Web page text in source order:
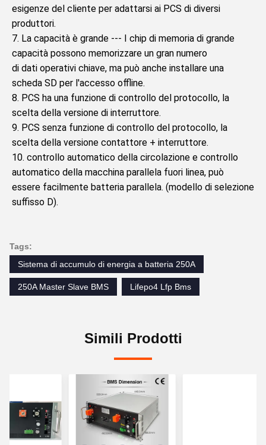
esigenze del cliente per adattarsi ai PCS di diversi
produttori.
7. La capacità è grande --- I chip di memoria di grande
capacità possono memorizzare un gran numero
di dati operativi chiave, ma può anche installare una
scheda SD per l'accesso offline.
8. PCS ha una funzione di controllo del protocollo, la
scelta della versione di interruttore.
9. PCS senza funzione di controllo del protocollo, la
scelta della versione contattore + interruttore.
10. controllo automatico della circolazione e controllo
automatico della macchina parallela fuori linea, può
essere facilmente batteria parallela. (modello di selezione
suffisso D).
Tags:
Sistema di accumulo di energia a batteria 250A
250A Master Slave BMS Lifepo4 Lfp Bms
Simili Prodotti